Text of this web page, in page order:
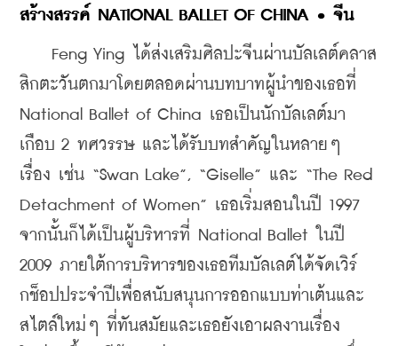
สร้างสรรค์ NATIONAL BALLET OF CHINA • จีน
Feng Ying ได้ส่งเสริมศิลปะจีนผ่านบัลเลต์คลาส
สิกตะวันตกมาโดยตลอดผ่านบทบาทผู้นำของเธอที่
National Ballet of China เธอเป็นนักบัลเลต์มา
เกือบ 2 ทศวรรษ และได้รับบทสำคัญในหลายๆ
เรื่อง เช่น “Swan Lake”, “Giselle” และ “The Red
Detachment of Women” เธอเริ่มสอนในปี 1997
จากนั้นก็ได้เป็นผู้บริหารที่ National Ballet ในปี
2009 ภายใต้การบริหารของเธอทีมบัลเลต์ได้จัดเวิร์
กช็อปประจำปีเพื่อสนับสนุนการออกแบบท่าเต้นและ
สไตล์ใหม่ๆ ที่ทันสมัยและเธอยังเอาผลงานเรื่อง